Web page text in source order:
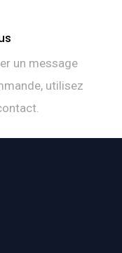
un message
utilisez